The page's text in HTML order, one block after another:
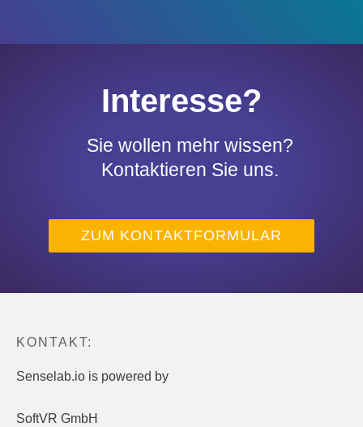
Interesse?
Sie wollen mehr wissen?
Kontaktieren Sie uns.
ZUM KONTAKTFORMULAR
KONTAKT:
Senselab.io is powered by
SoftVR GmbH